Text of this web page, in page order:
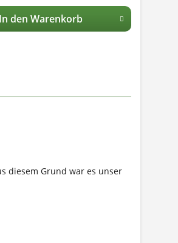
In den Warenkorb
diesem Grund war es unser